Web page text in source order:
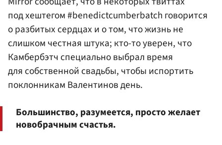
под хештегом #benedictcumberbatch говорится
о разбитых сердцах и о том, что жизнь не
слишком честная штука; кто-то уверен, что
Камбербэтч специально выбрал время
для собственной свадьбы, чтобы испортить
поклонникам Валентинов день.
Большинство, разумеется, просто желает
новобрачным счастья.